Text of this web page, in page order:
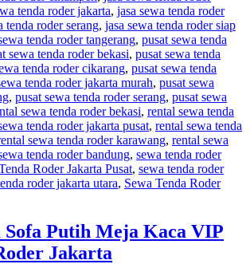
tenda roder jakarta, jasa sewa tenda roder
tenda roder serang, jasa sewa tenda roder siap
tenda roder tangerang, pusat sewa tenda
sewa tenda roder bekasi, pusat sewa tenda
tenda roder cikarang, pusat sewa tenda
tenda roder jakarta murah, pusat sewa
, pusat sewa tenda roder serang, pusat sewa
sewa tenda roder bekasi, rental sewa tenda
tenda roder jakarta pusat, rental sewa tenda
sewa tenda roder karawang, rental sewa
tenda roder bandung, sewa tenda roder
Roder Jakarta Pusat, sewa tenda roder
roder jakarta utara, Sewa Tenda Roder
Sofa Putih Meja Kaca VIP
Jakarta